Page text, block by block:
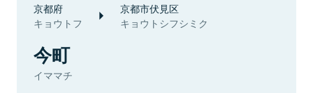
京都府
キョウトフ
京都市伏見区
キョウトシフシミク
今町
イママチ